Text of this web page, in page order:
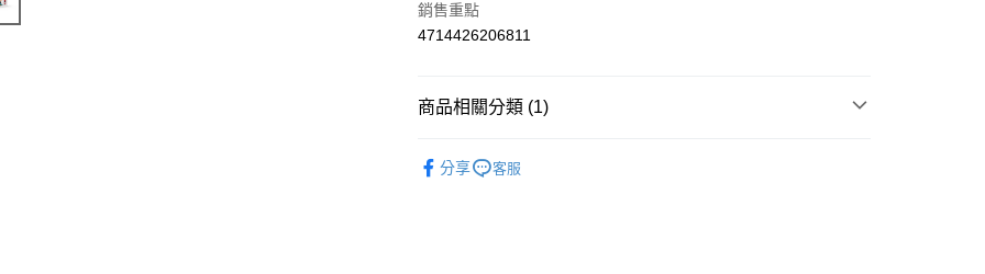
LINE Pay
街口支付
銷售重點
4714426206811
商品相關分類 (1)
分享
客服